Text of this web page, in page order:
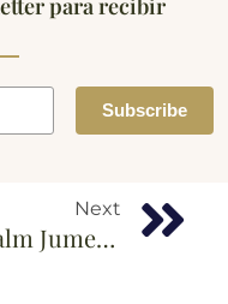
Next
Palm Jumeirah La Icónica Isla Artificial En Dubái